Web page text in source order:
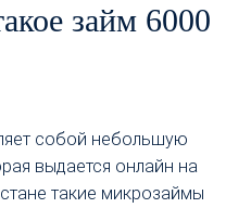
займ 6000
собой небольшую
выдается онлайн на
такие микрозаймы